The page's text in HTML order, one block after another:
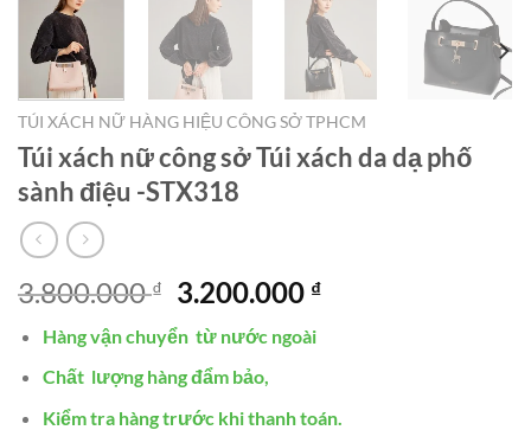
TÚI XÁCH NỮ HÀNG HIỆU CÔNG SỞ TPHCM
Túi xách nữ công sở Túi xách da dạ phố
sành điệu -STX318
3.800.000₫
Giá
gốc
là:
3.800.000 ₫.
3.200.000 ₫Giá
3.200.000 ₫.
Hàng vận chuyển từ nước ngoài
Chất lượng hàng đẩm bảo,
Kiểm tra hàng trước khi thanh toán.